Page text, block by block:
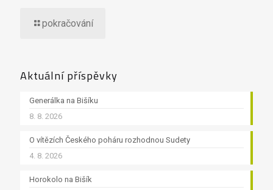
pokračování
Aktuální příspěvky
Generálka na Bišíku
8. 8. 2026
O vítězích Českého poháru rozhodnou Sudety
4. 8. 2026
Horokolo na Bišík